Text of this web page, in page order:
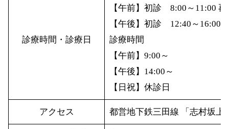
診療時間・診療日
【午前】初診 8:00～11:00
【午後】初診 12:40～16:00
診療時間
【午前】9:00～
【午後】14:00～
【日祝】休診日
アクセス 都営地下鉄三田線 「志村坂上